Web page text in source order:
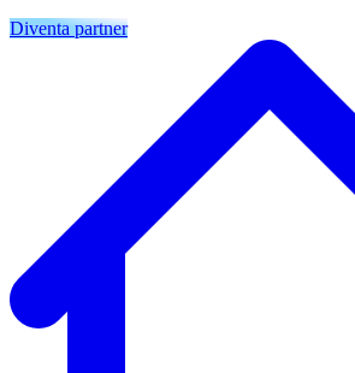
Diventa partner